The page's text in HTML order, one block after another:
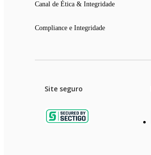
Canal de Ética & Integridade
Compliance e Integridade
Site seguro